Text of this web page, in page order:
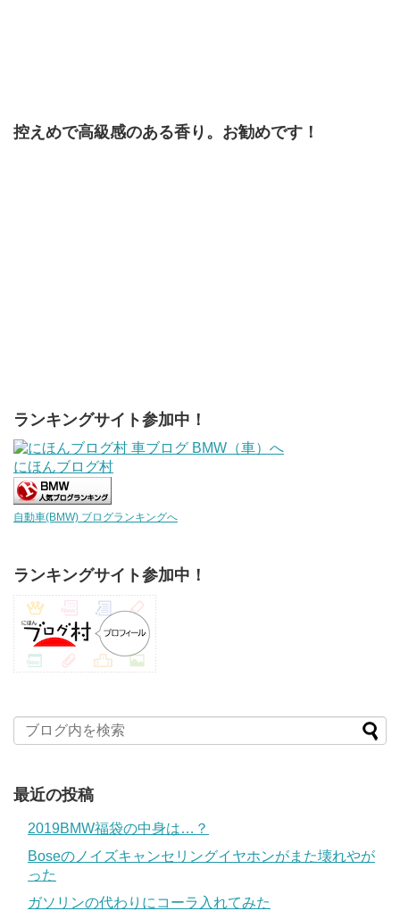
控えめで高級感のある香り。お勧めです！
ランキングサイト参加中！
にほんブログ村
自動車(BMW) ブログランキングへ
ランキングサイト参加中！
最近の投稿
2019BMW福袋の中身は…？
Boseのノイズキャンセリングイヤホンがまた壊れやが
った
ガソリンの代わりにコーラ入れてみた